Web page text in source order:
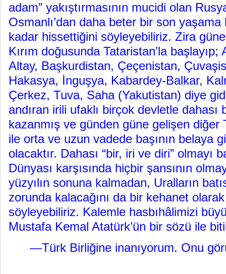
adam” yakıştırmasının mucidi olan
Osmanlı’dan daha beter bir son yaşama
kadar hissettiğini söyleyebiliriz. Zira
Kırım doğusunda Tataristan’la başlayıp;
Altay, Başkurdistan, Çeçenistan,
Hakasya, İnguşya, Kabardey-Balkar,
Çerkez, Tuva, Saha (Yakutistan) diye
andıran irili ufaklı birçok devletle dahası
kazanmış ve günden güne gelişen diğer
ile orta ve uzun vadede başının belaya
olacaktır. Dahası “bir, iri ve diri” olmayı
Dünyası karşısında hiçbir şansının
yüzyılın sonuna kalmadan, Uralların
zorunda kalacağını da bir kehanet
söyleyebiliriz. Kalemle hasbıhâlimizi
Mustafa Kemal Atatürk’ün bir sözü ile
—Türk Birliğine inanıyorum. Onu